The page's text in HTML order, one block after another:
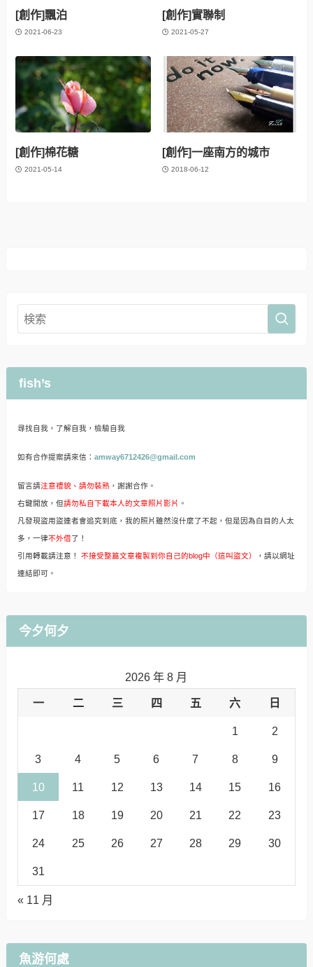
[創作]飄泊
2021-06-23
[創作]實聯制
2021-05-27
[創作]棉花糖
2021-05-14
[創作]一座南方的城市
2018-06-12
fish’s
尋找自我，了解自我，檢驗自我
如有合作提案請來信： amway6712426@gmail.com
留言請注意禮貌、請勿裝熟，謝謝合作。
右鍵開放，但請勿私自下載本人的文章照片影片 。
凡發現盜用盜連者會追究到底，我的照片雖然沒什麼了不起，但是因為白目的人太
多，一律不外借了！
引用轉載請注意！ 不接受整篇文章複製到你自己的blog中（這叫盜文） ，請以網址
連結即可。
今夕何夕
2026 年 8 月
一 二 三 四 五 六 日
1 2
3 4 5 6 7 8 9
10 11 12 13 14 15 16
17 18 19 20 21 22 23
24 25 26 27 28 29 30
31
« 11 月
魚游何處